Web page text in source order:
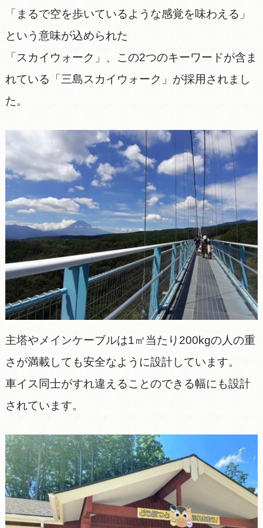
「まるで空を歩いているような感覚を味わえる」
という意味が込められた
「スカイウォーク」、この2つのキーワードが含ま
れている「三島スカイウォーク」が採用されまし
た。
主塔やメインケーブルは1㎡当たり200kgの人の重
さが満載しても安全なように設計しています。
車イス同士がすれ違えることのできる幅にも設計
されています。